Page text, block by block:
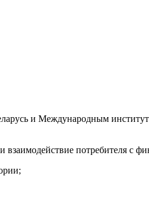
и Международным
взаимодействие потребителя с